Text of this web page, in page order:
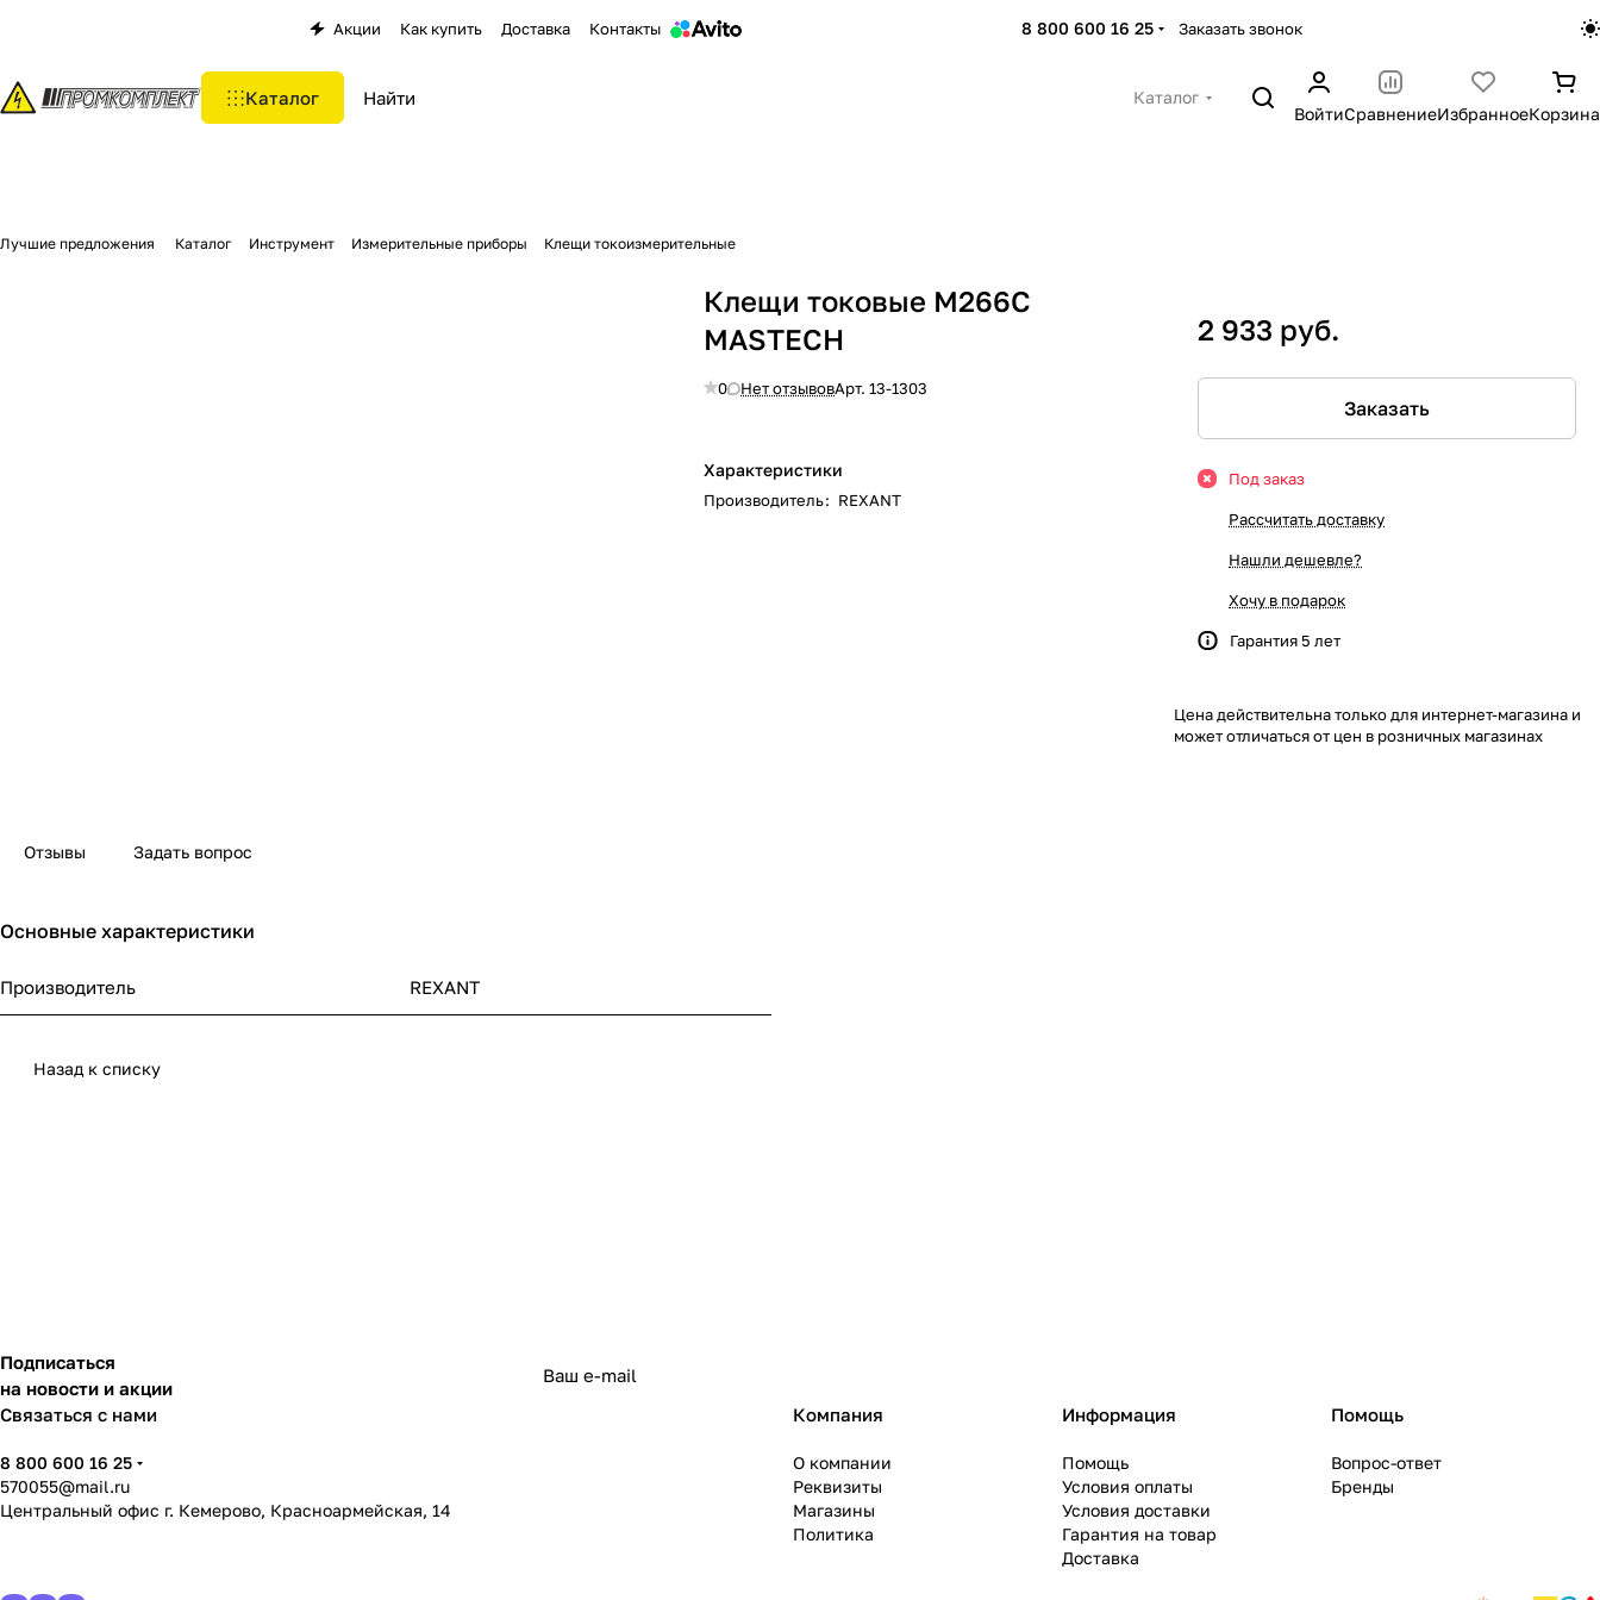
Акции Как купить Доставка Контакты 8 800 600 16 25 Заказать звонок
Каталог
Каталог
ВойтиСравнениеИзбранноеКорзина
Лучшие предложения Каталог Инструмент Измерительные приборы Клещи токоизмерительные
Клещи токовые M266C
MASTECH
0 Нет отзывовАрт.13-1303
Характеристики
Производитель: REXANT
2 933 руб.
Заказать
Под заказ
Рассчитать доставку
Нашли дешевле?
Хочу в подарок
Гарантия 5 лет
Цена действительна только для интернет-магазина и
может отличаться от цен в розничных магазинах
Отзывы Задать вопрос
Основные характеристики
Производитель REXANT
Назад к списку
Подписаться
на новости и акции
Связаться с нами
8 800 600 16 25
570055@mail.ru
Центральный офис г. Кемерово, Красноармейская, 14
Компания
О компании
Реквизиты
Магазины
Политика
Информация
Помощь
Условия оплаты
Условия доставки
Гарантия на товар
Доставка
Помощь
Вопрос-ответ
Бренды